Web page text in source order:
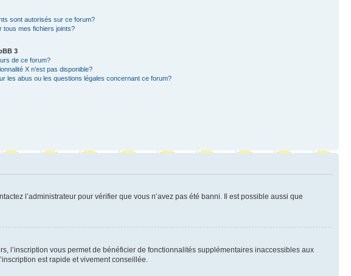
sont autorisés sur ce forum?
tous mes fichiers joints?
3
de ce forum?
X n’est pas disponible?
les abus ou les questions légales concernant ce forum?
l’administrateur pour vérifier que vous n’avez pas été banni. Il est possible aussi que
l’inscription vous permet de bénéficier de fonctionnalités supplémentaires inaccessibles aux
est rapide et vivement conseillée.